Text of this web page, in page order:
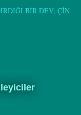
BİR DEV; ÇİN